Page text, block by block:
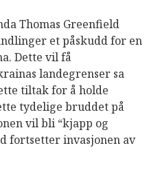
Thomas Greenfield
et påskudd for en
Dette vil få
landegrenser sa
tiltak for å holde
tydelige bruddet på
vil bli “kjapp og
fortsetter invasjonen av